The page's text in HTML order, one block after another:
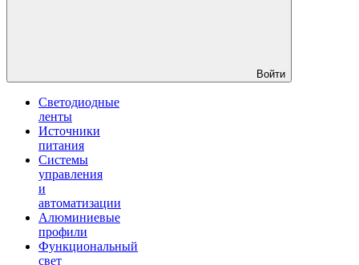
Войти
Светодиодные
ленты
Источники
питания
Системы
управления
и
автоматизации
Алюминиевые
профили
Функциональный
свет